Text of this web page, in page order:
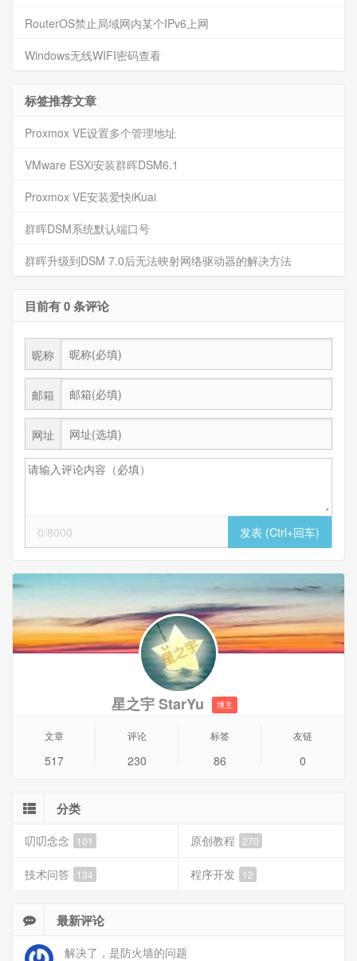
RouterOS禁止局域网内某个IPv6上网
Windows无线WIFI密码查看
标签推荐文章
Proxmox VE设置多个管理地址
VMware ESXi安装群晖DSM6.1
Proxmox VE安装爱快iKuai
群晖DSM系统默认端口号
群晖升级到DSM 7.0后无法映射网络驱动器的解决方法
目前有 0 条评论
昵称
邮箱
网址
0/8000
星之宇 StarYu 博主
文章
517
评论
230
标签
86
友链
0
分类
叨叨念念 101 原创教程 270
技术问答 134 程序开发 12
最新评论
解决了，是防火墙的问题